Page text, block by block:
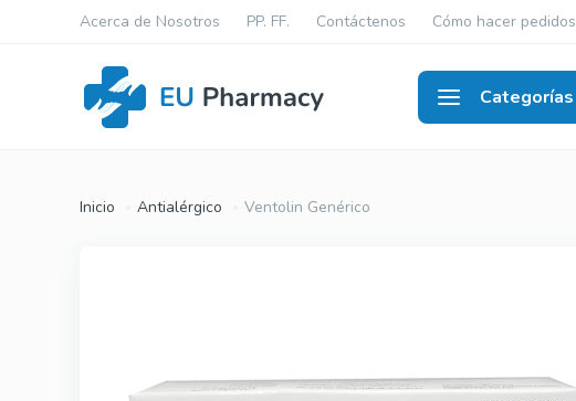
Acerca de Nosotros PP. FF. Contáctenos Cómo hacer pedidos
Categorías
Viagra Original
Inicio Antialérgico Ventolin Genérico